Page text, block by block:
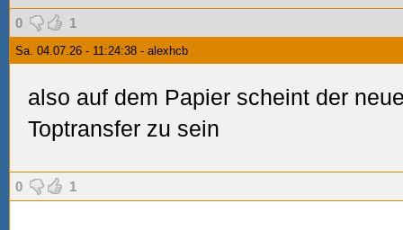
0 1
Sa. 04.07.26 - 11:24:38 - alexhcb
also auf dem Papier scheint der
Toptransfer zu sein
0 1